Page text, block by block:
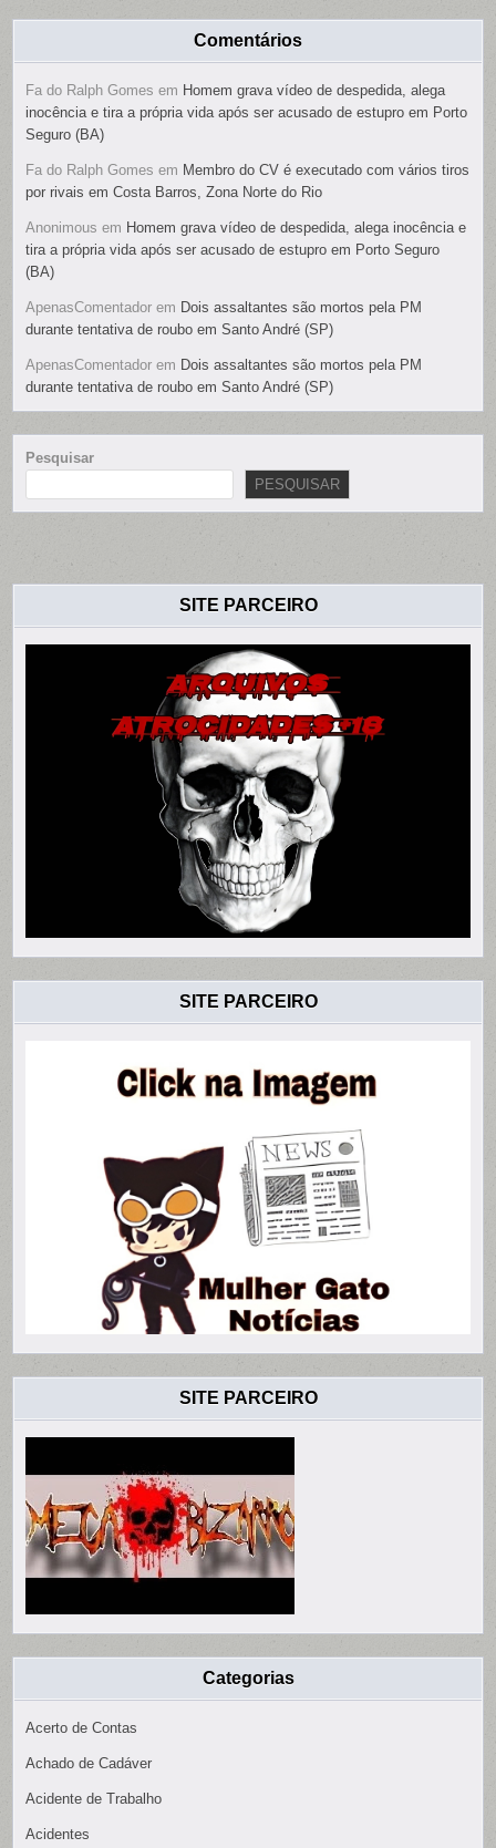
Comentários
Fa do Ralph Gomes em Homem grava vídeo de despedida, alega
inocência e tira a própria vida após ser acusado de estupro em Porto
Seguro (BA)
Fa do Ralph Gomes em Membro do CV é executado com vários tiros
por rivais em Costa Barros, Zona Norte do Rio
Anonimous em Homem grava vídeo de despedida, alega inocência e
tira a própria vida após ser acusado de estupro em Porto Seguro
(BA)
ApenasComentador em Dois assaltantes são mortos pela PM
durante tentativa de roubo em Santo André (SP)
ApenasComentador em Dois assaltantes são mortos pela PM
durante tentativa de roubo em Santo André (SP)
Pesquisar
PESQUISAR
SITE PARCEIRO
SITE PARCEIRO
SITE PARCEIRO
Categorias
Acerto de Contas
Achado de Cadáver
Acidente de Trabalho
Acidentes